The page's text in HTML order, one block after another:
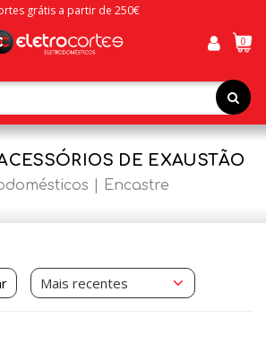
grátis a partir de 250€
0
DE EXAUSTÃO
Encastre